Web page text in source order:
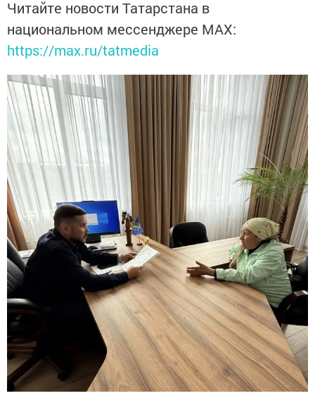
Читайте новости Татарстана в
национальном мессенджере MАХ:
https://max.ru/tatmedia